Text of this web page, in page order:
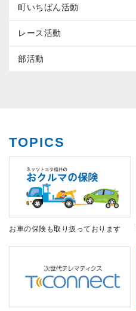
町いちばん活動
レース活動
部活動
TOPICS
お車の保険も取り扱っております